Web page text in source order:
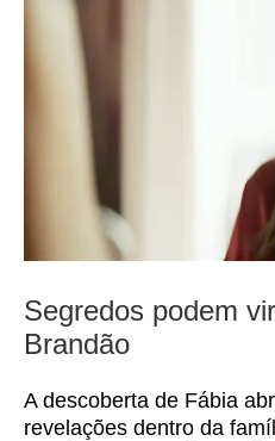
Segredos podem
Brandão
A descoberta de Fábia
revelações dentro da